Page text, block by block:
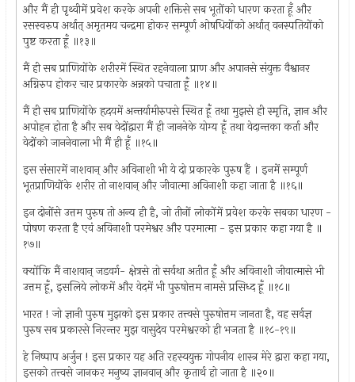
और मैं ही पृथ्वीमें प्रवेश करके अपनी शक्तिसे सब भूतोंको धारण करता हूँ और
रसस्वरुप अर्थात् अमृतमय चन्द्रमा होकर सम्पूर्ण ओषधियोंको अर्थात् वनस्पतियोंको
पुष्ट करता हूँ ॥१३॥
मैं ही सब प्राणियोंके शरीरमें स्थित रहनेवाला प्राण और अपानसे संयुक्त वैश्वानर
अग्निरुप होकर चार प्रकारके अन्नको पचाता हूँ ॥१४॥
मैं ही सब प्राणियोंके हृदयमें अन्तर्यामीरुपसे स्थित हूँ तथा मुझसे ही स्मृति, ज्ञान और
अपोहन होता है और सब वेदोंद्वारा मैं ही जाननेके योग्य हूँ तथा वेदान्तका कर्ता और
वेदोंको जाननेवाला भी मैं ही हूँ ॥१५॥
इस संसारमें नाशवान् और अविनाशी भी ये दो प्रकारके पुरुष हैं । इनमें सम्पूर्ण
भूतप्राणियोंके शरीर तो नाशवान् और जीवात्मा अविनाशी कहा जाता है ॥१६॥
इन दोनोंसे उत्तम पुरुष तो अन्य ही है, जो तीनों लोकोंमें प्रवेश करके सबका धारण -
पोषण करता है एवं अविनाशी परमेश्वर और परमात्मा - इस प्रकार कहा गया है ॥
१७॥
क्योंकि मैं नाशवान् जडवर्ग- क्षेत्रसे तो सर्वथा अतीत हूँ और अविनाशी जीवात्मासे भी
उत्तम हूँ, इसलिये लोकमें और वेदमें भी पुरुषोत्तम नामसे प्रसिध्द हूँ ॥१८॥
भारत ! जो ज्ञानी पुरुष मुझको इस प्रकार तत्त्वसे पुरुषोत्तम जानता है, वह सर्वज्ञ
पुरुष सब प्रकारसे निरन्तर मुझ वासुदेव परमेश्वरको ही भजता है ॥१८-१९॥
हे निष्पाप अर्जुन ! इस प्रकार यह अति रहस्ययुक्त गोपनीय शास्त्र मेरे द्वारा कहा गया,
इसको तत्त्वसे जानकर मनुष्य ज्ञानवान् और कृतार्थ हो जाता है ॥२०॥